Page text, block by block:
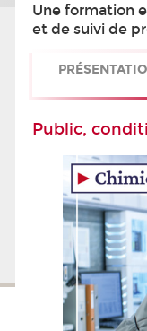
Une formation
et de suivi de
Public,